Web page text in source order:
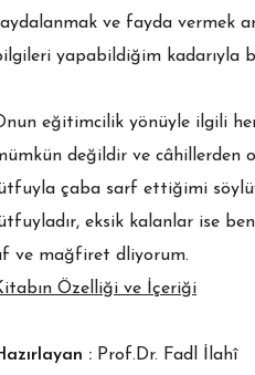
ve fayda vermek
yapabildiğim kadarıyla
eğitimcilik yönüyle ilgili
değildir ve câhillerden
çaba sarf ettiğimi
eksik kalanlar ise
ve mağfiret dliyorum.
Özelliği ve İçeriği
: Prof.Dr. Fadl İlahî